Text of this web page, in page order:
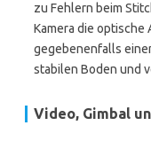
zu Fehlern beim
Kamera die optische
gegebenenfalls
stabilen Boden und
Video, Gimbal